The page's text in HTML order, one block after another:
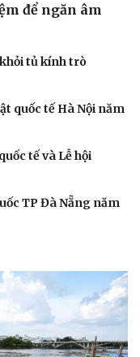
để ngăn âm
tủ kính trò
quốc tế Hà Nội năm
tế và Lễ hội
TP Đà Nẵng năm